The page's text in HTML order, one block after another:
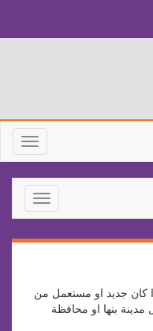
Toggle
كان جديد او مستعمل من
بنها او محافظة